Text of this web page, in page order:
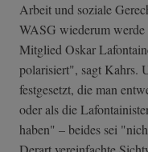
Arbeit und soziale
WASG wiederum werde
Mitglied Oskar
polarisiert", sagt Kahrs.
festgesetzt, die man
oder als die
haben" – beides sei